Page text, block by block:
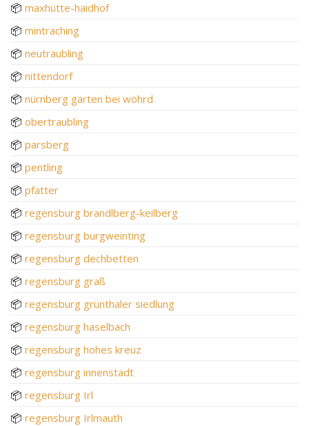
📦 maxhütte-haidhof
📦 mintraching
📦 neutraubling
📦 nittendorf
📦 nürnberg gärten bei wöhrd
📦 obertraubling
📦 parsberg
📦 pentling
📦 pfatter
📦 regensburg brandlberg-keilberg
📦 regensburg burgweinting
📦 regensburg dechbetten
📦 regensburg graß
📦 regensburg grünthaler siedlung
📦 regensburg haselbach
📦 regensburg hohes kreuz
📦 regensburg innenstadt
📦 regensburg Irl
📦 regensburg Irlmauth